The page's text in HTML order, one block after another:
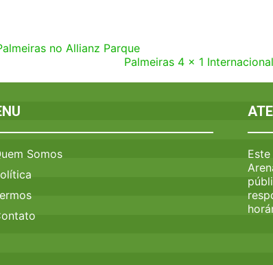
no Allianz Parque
Palmeiras 4 x 1
Somos